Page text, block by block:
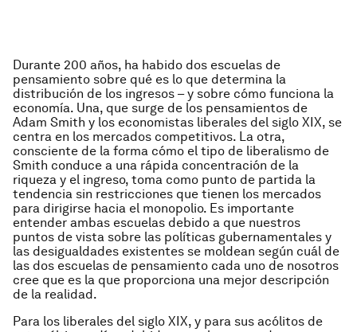
Durante 200 años, ha habido dos escuelas de
pensamiento sobre qué es lo que determina la
distribución de los ingresos – y sobre cómo funciona la
economía. Una, que surge de los pensamientos de
Adam Smith y los economistas liberales del siglo XIX, se
centra en los mercados competitivos. La otra,
consciente de la forma cómo el tipo de liberalismo de
Smith conduce a una rápida concentración de la
riqueza y el ingreso, toma como punto de partida la
tendencia sin restricciones que tienen los mercados
para dirigirse hacia el monopolio. Es importante
entender ambas escuelas debido a que nuestros
puntos de vista sobre las políticas gubernamentales y
las desigualdades existentes se moldean según cuál de
las dos escuelas de pensamiento cada uno de nosotros
cree que es la que proporciona una mejor descripción
de la realidad.
Para los liberales del siglo XIX, y para sus acólitos de